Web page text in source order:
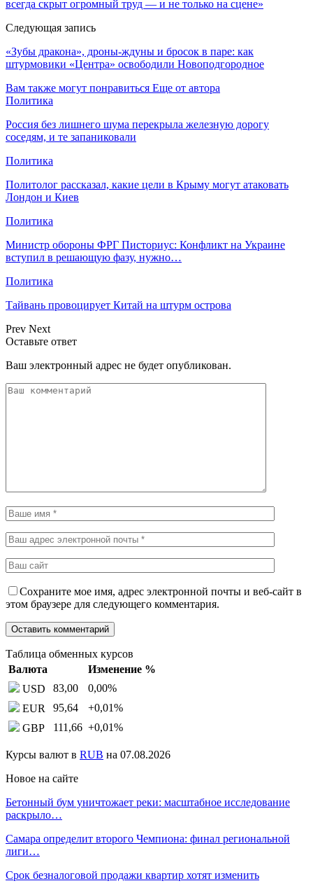
всегда скрыт огромный труд — и не только на сцене»
Следующая запись
«Зубы дракона», дроны-ждуны и бросок в паре: как
штурмовики «Центра» освободили Новоподгородное
Вам также могут понравиться Еще от автора
Политика
Россия без лишнего шума перекрыла железную дорогу
соседям, и те запаниковали
Политика
Политолог рассказал, какие цели в Крыму могут атаковать
Лондон и Киев
Политика
Министр обороны ФРГ Писториус: Конфликт на Украине
вступил в решающую фазу, нужно…
Политика
Тайвань провоцирует Китай на штурм острова
Prev Next
Оставьте ответ
Ваш электронный адрес не будет опубликован.
Сохраните мое имя, адрес электронной почты и веб-сайт в
этом браузере для следующего комментария.
Таблица обменных курсов
Валюта
Изменение %
USD
83,00 0,00%
EUR
95,64 +0,01%
GBP
111,66 +0,01%
Курсы валют в RUB на 07.08.2026
Новое на сайте
Бетонный бум уничтожает реки: масштабное исследование
раскрыло…
Самара определит второго Чемпиона: финал региональной
лиги…
Срок безналоговой продажи квартир хотят изменить